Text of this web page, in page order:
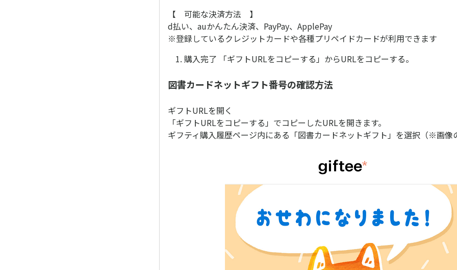
【 可能な決済方法 】
d払い、auかんたん決済、PayPay、ApplePay
※登録しているクレジットカードや各種プリペイドカードが利用できます
購入完了 「ギフトURLをコピーする」からURLをコピーする。
図書カードネットギフト番号の確認方法
ギフトURLを開く
「ギフトURLをコピーする」でコピーしたURLを開きます。
ギフティ購入履歴ページ内にある「図書カードネットギフト」を選択（※画像